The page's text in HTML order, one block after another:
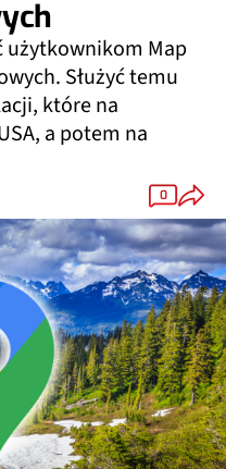
użytkownikom Map
Służyć temu
które na
a potem na
0